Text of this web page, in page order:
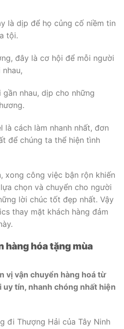
là dịp để họ củng cố niềm tin
tội.
đây là cơ hội để mỗi người
nhau, dịp cho những
là cách làm nhanh nhất, đơn
để chúng ta thể hiện tình
xong công việc bận rộn khiến
chọn và chuyển cho người
lời chúc tốt đẹp nhất. Vậy
thay mặt khách hàng đảm
hàng hóa tặng mùa
vị vận chuyển hàng hoá từ
uy tín, nhanh chóng nhất hiện
đi Thượng Hải của Tây Ninh